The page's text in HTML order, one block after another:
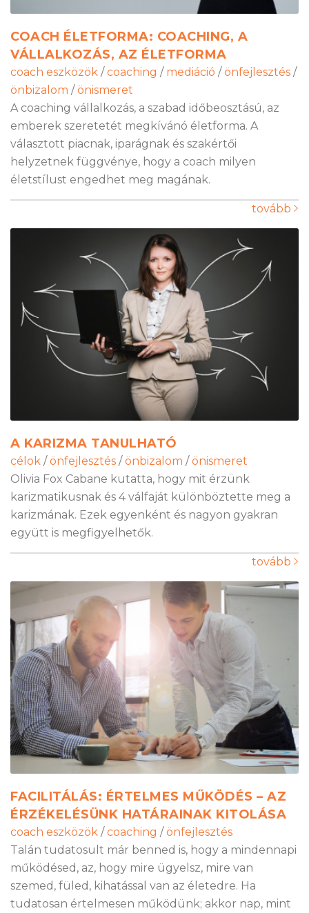
COACH ÉLETFORMA: COACHING, A
VÁLLALKOZÁS, AZ ÉLETFORMA
coach eszközök / coaching / mediáció / önfejlesztés /
önbizalom / önismeret
A coaching vállalkozás, a szabad időbeosztású, az
emberek szeretetét megkívánó életforma. A
választott piacnak, iparágnak és szakértői
helyzetnek függvénye, hogy a coach milyen
életstílust engedhet meg magának.
tovább
A KARIZMA TANULHATÓ
célok / önfejlesztés / önbizalom / önismeret
Olivia Fox Cabane kutatta, hogy mit érzünk
karizmatikusnak és 4 válfaját különböztette meg a
karizmának. Ezek egyenként és nagyon gyakran
együtt is megfigyelhetők.
tovább
FACILITÁLÁS: ÉRTELMES MŰKÖDÉS – AZ
ÉRZÉKELÉSÜNK HATÁRAINAK KITOLÁSA
coach eszközök / coaching / önfejlesztés
Talán tudatosult már benned is, hogy a mindennapi
működésed, az, hogy mire ügyelsz, mire van
szemed, füled, kihatással van az életedre. Ha
tudatosan értelmesen működünk; akkor nap, mint